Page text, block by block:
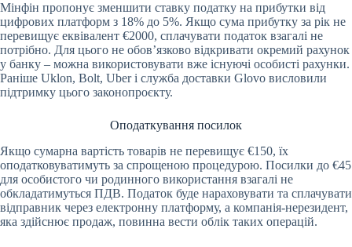
Мінфін пропонує зменшити ставку податку на прибутки від
цифрових платформ з 18% до 5%. Якщо сума прибутку за рік не
перевищує еквівалент €2000, сплачувати податок взагалі не
потрібно. Для цього не обов’язково відкривати окремий рахунок
у банку – можна використовувати вже існуючі особисті рахунки.
Раніше Uklon, Bolt, Uber і служба доставки Glovo висловили
підтримку цього законопроєкту.
Оподаткування посилок
Якщо сумарна вартість товарів не перевищує €150, їх
оподатковуватимуть за спрощеною процедурою. Посилки до €45
для особистого чи родинного використання взагалі не
обкладатимуться ПДВ. Податок буде нараховувати та сплачувати
відправник через електронну платформу, а компанія-нерезидент,
яка здійснює продаж, повинна вести облік таких операцій.